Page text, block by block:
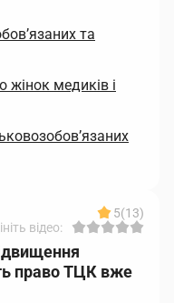
та
медиків і
5(13)
відео:
право ТЦК вже